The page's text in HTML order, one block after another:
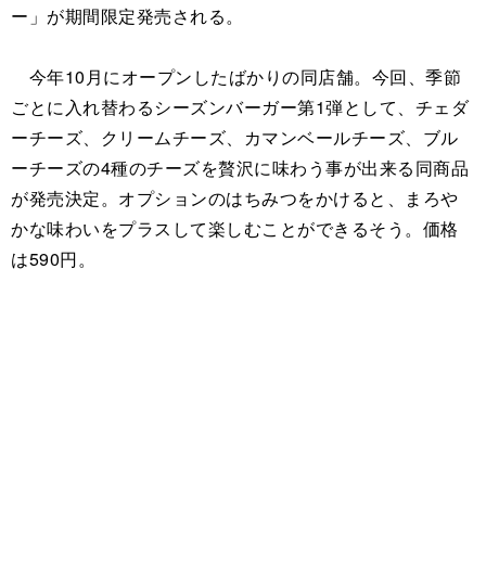
ー」が期間限定発売される。
今年10月にオープンしたばかりの同店舗。今回、季節
ごとに入れ替わるシーズンバーガー第1弾として、チェダ
ーチーズ、クリームチーズ、カマンベールチーズ、ブル
ーチーズの4種のチーズを贅沢に味わう事が出来る同商品
が発売決定。オプションのはちみつをかけると、まろや
かな味わいをプラスして楽しむことができるそう。価格
は590円。